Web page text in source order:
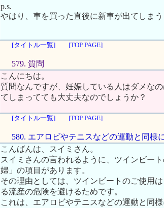
p.s.
やはり、車を買った直後に新車が出てしま
[タイトル一覧]
[TOP PAGE]
579. 質問
こんにちは。
質問なんですが、妊娠している人はダメな
てしまってても大丈夫なのでしょうか？
[タイトル一覧] [TOP PAGE]
580. エアロビやテニスなどの運動と同様
こんばんは、スイミさん。
スイミさんの言われるように、ツインビー
婦」の項目があります。
その理由としては、ツインビートのご使用
る流産の危険を避けるためです。
これは、エアロビやテニスなどの運動と同